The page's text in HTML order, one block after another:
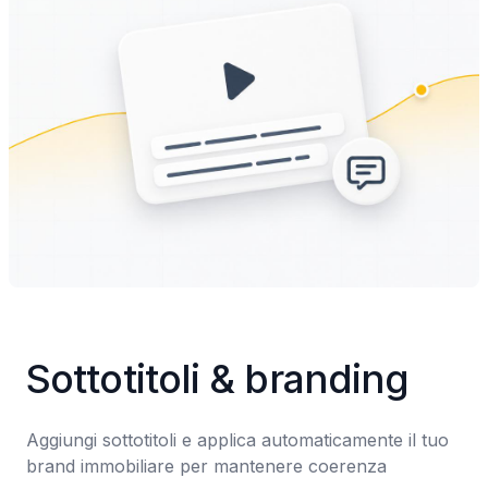
Sottotitoli & branding
Aggiungi sottotitoli e applica automaticamente il tuo
brand immobiliare per mantenere coerenza